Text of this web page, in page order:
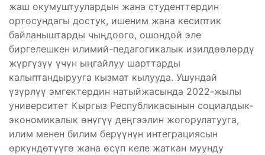
жаш окумуштуулардын жана студенттердин
ортосундагы достук, ишеним жана кесиптик
байланыштарды чыңдоого, ошондой эле
биргелешкен илимий-педагогикалык изилдөөлөрдү
жүргүзүү үчүн ыңгайлуу шарттарды
калыптандырууга кызмат кылууда. Ушундай
үзүрлүү эмгектердин натыйжасында 2022-жылы
университет Кыргыз Республикасынын социалдык-
экономикалык өнүгүү деңгээлин жогорулатууга,
илим менен билим берүүнүн интеграциясын
өркүндөтүүгө жана өсүп келе жаткан муунду